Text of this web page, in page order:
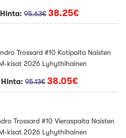
Hinta:95.63€ 38.25€
Trossard #10 Kotipaita Naisten
kisat 2026 Lyhythihainen
Hinta:95.13€ 38.05€
Trossard #10 Vieraspaita Naisten
kisat 2026 Lyhythihainen